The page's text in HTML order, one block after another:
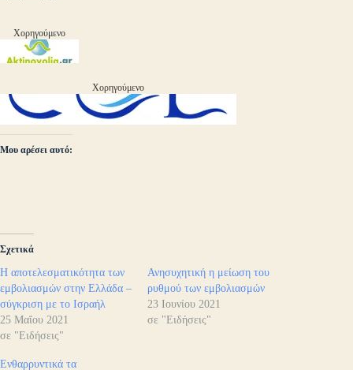
Χορηγούμενο
Χορηγούμενο
Μου αρέσει αυτό:
Σχετικά
Η αποτελεσματικότητα των
εμβολιασμών στην Ελλάδα –
σύγκριση με το Ισραήλ
25 Μαΐου 2021
σε "Ειδήσεις"
Ανησυχητική η μείωση του
ρυθμού των εμβολιασμών
23 Ιουνίου 2021
σε "Ειδήσεις"
Ενθαρρυντικά τα